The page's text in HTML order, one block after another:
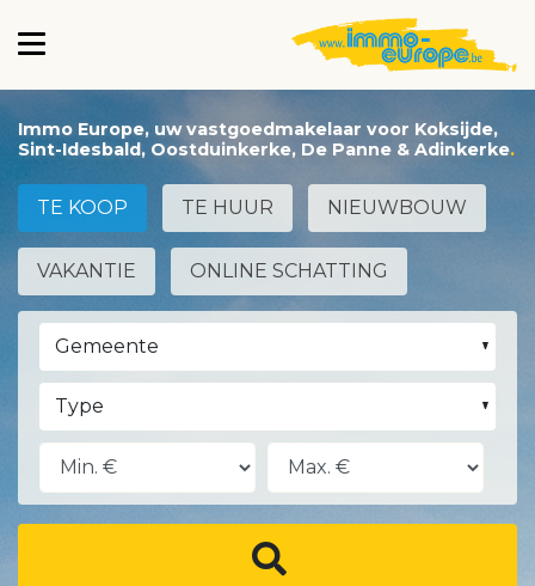
Immo Europe, uw vastgoedmakelaar voor Koksijde,
Sint-Idesbald, Oostduinkerke, De Panne & Adinkerke
TE KOOP TE HUUR NIEUWBOUW
VAKANTIE ONLINE SCHATTING
Gemeente
Type